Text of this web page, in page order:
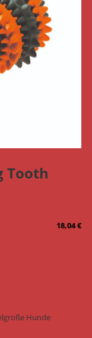
Tooth
18,04€
Hunde